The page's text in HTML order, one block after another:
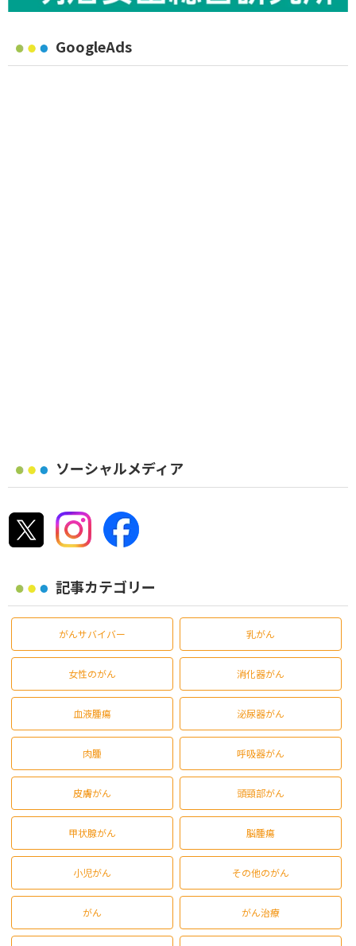
GoogleAds
ソーシャルメディア
記事カテゴリー
がんサバイバー 乳がん
女性のがん 消化器がん
血液腫瘍 泌尿器がん
肉腫 呼吸器がん
皮膚がん 頭頸部がん
甲状腺がん 脳腫瘍
小児がん その他のがん
がん がん治療